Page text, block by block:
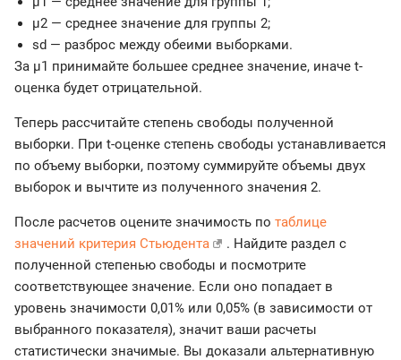
µ2 — среднее значение для группы 2;
sd — разброс между обеими выборками.
За µ1 принимайте большее среднее значение, иначе t-
оценка будет отрицательной.
Теперь рассчитайте степень свободы полученной
выборки. При t-оценке степень свободы устанавливается
по объему выборки, поэтому суммируйте объемы двух
выборок и вычтите из полученного значения 2.
После расчетов оцените значимость по таблице
значений критерия Стьюдента
. Найдите раздел с
полученной степенью свободы и посмотрите
соответствующее значение. Если оно попадает в
уровень значимости 0,01% или 0,05% (в зависимости от
выбранного показателя), значит ваши расчеты
статистически значимые. Вы доказали альтернативную